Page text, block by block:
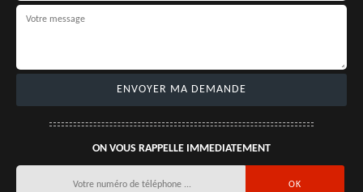
ON VOUS RAPPELLE IMMEDIATEMENT